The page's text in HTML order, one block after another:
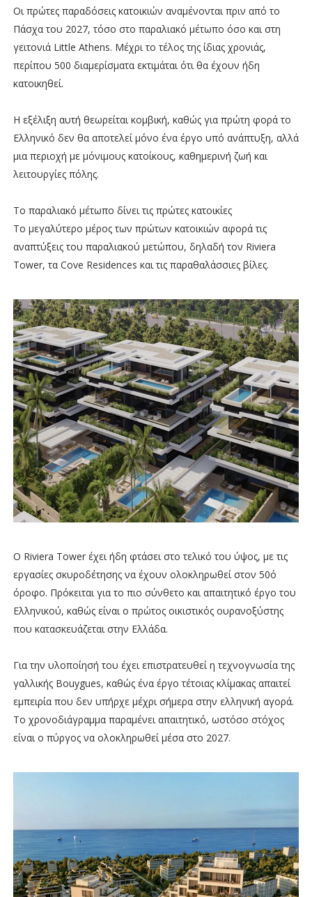
Οι πρώτες παραδόσεις κατοικιών αναμένονται πριν από το
Πάσχα του 2027, τόσο στο παραλιακό μέτωπο όσο και στη
γειτονιά Little Athens. Μέχρι το τέλος της ίδιας χρονιάς,
περίπου 500 διαμερίσματα εκτιμάται ότι θα έχουν ήδη
κατοικηθεί.
Η εξέλιξη αυτή θεωρείται κομβική, καθώς για πρώτη φορά το
Ελληνικό δεν θα αποτελεί μόνο ένα έργο υπό ανάπτυξη, αλλά
μια περιοχή με μόνιμους κατοίκους, καθημερινή ζωή και
λειτουργίες πόλης.
Το παραλιακό μέτωπο δίνει τις πρώτες κατοικίες
Το μεγαλύτερο μέρος των πρώτων κατοικιών αφορά τις
αναπτύξεις του παραλιακού μετώπου, δηλαδή τον Riviera
Tower, τα Cove Residences και τις παραθαλάσσιες βίλες.
Ο Riviera Tower έχει ήδη φτάσει στο τελικό του ύψος, με τις
εργασίες σκυροδέτησης να έχουν ολοκληρωθεί στον 50ό
όροφο. Πρόκειται για το πιο σύνθετο και απαιτητικό έργο του
Ελληνικού, καθώς είναι ο πρώτος οικιστικός ουρανοξύστης
που κατασκευάζεται στην Ελλάδα.
Για την υλοποίησή του έχει επιστρατευθεί η τεχνογνωσία της
γαλλικής Bouygues, καθώς ένα έργο τέτοιας κλίμακας απαιτεί
εμπειρία που δεν υπήρχε μέχρι σήμερα στην ελληνική αγορά.
Το χρονοδιάγραμμα παραμένει απαιτητικό, ωστόσο στόχος
είναι ο πύργος να ολοκληρωθεί μέσα στο 2027.